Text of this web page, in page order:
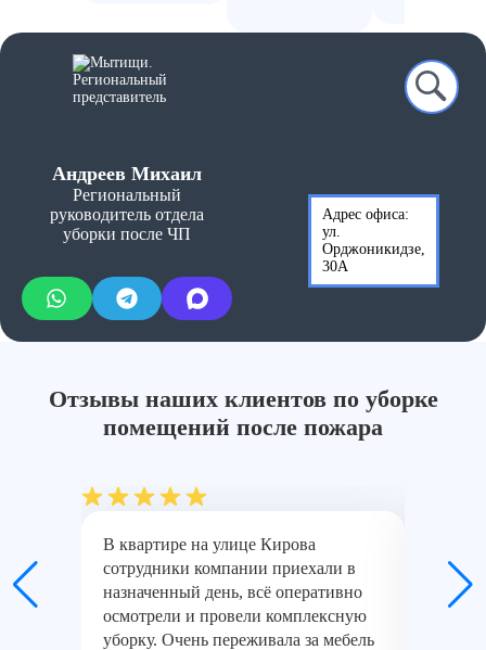
Андреев Михаил
Региональный
руководитель отдела
уборки после ЧП
Адрес офиса:
ул.
Орджоникидзе,
30А
Отзывы наших клиентов по уборке
помещений после пожара
В квартире на улице Кирова
сотрудники компании приехали в
назначенный день, всё оперативно
осмотрели и провели комплексную
уборку. Очень переживала за мебель